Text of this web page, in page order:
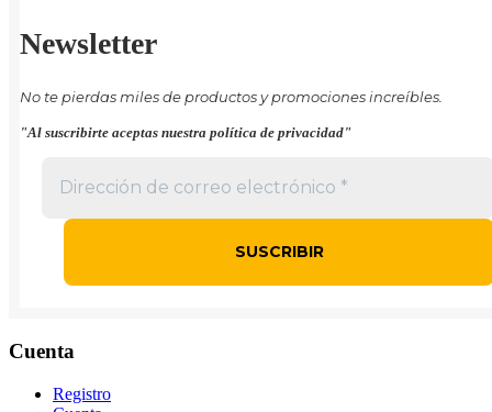
Newsletter
No te pierdas miles de productos y promociones increíbles.
"Al suscribirte aceptas nuestra política de privacidad"
Cuenta
Registro